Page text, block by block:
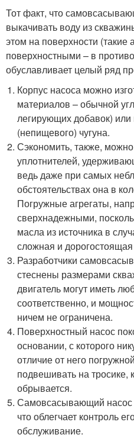
Тот факт, что
выкачивать воду из
этом на поверхности (такие
поверхностными – в
обуславливает целый ряд
Корпус насоса можно
материалов – обычной
легирующих добавок) или
(непищевого) чугуна.
Сэкономить, также, можно
уплотнителей,
ведь даже при самых
обстоятельствах она в
Погружные агрегаты,
сверхнадежными,
масла из источника в
сложная и
Разработчики
стеснены размерами
двигатель могут иметь
соответственно, и
ничем не ограничена.
Поверхностный насос
основании, с которого
отличие от него
подвешивать на тросике,
обрывается.
Самовсасывающий насос
что облегчает контроль
обслуживание.